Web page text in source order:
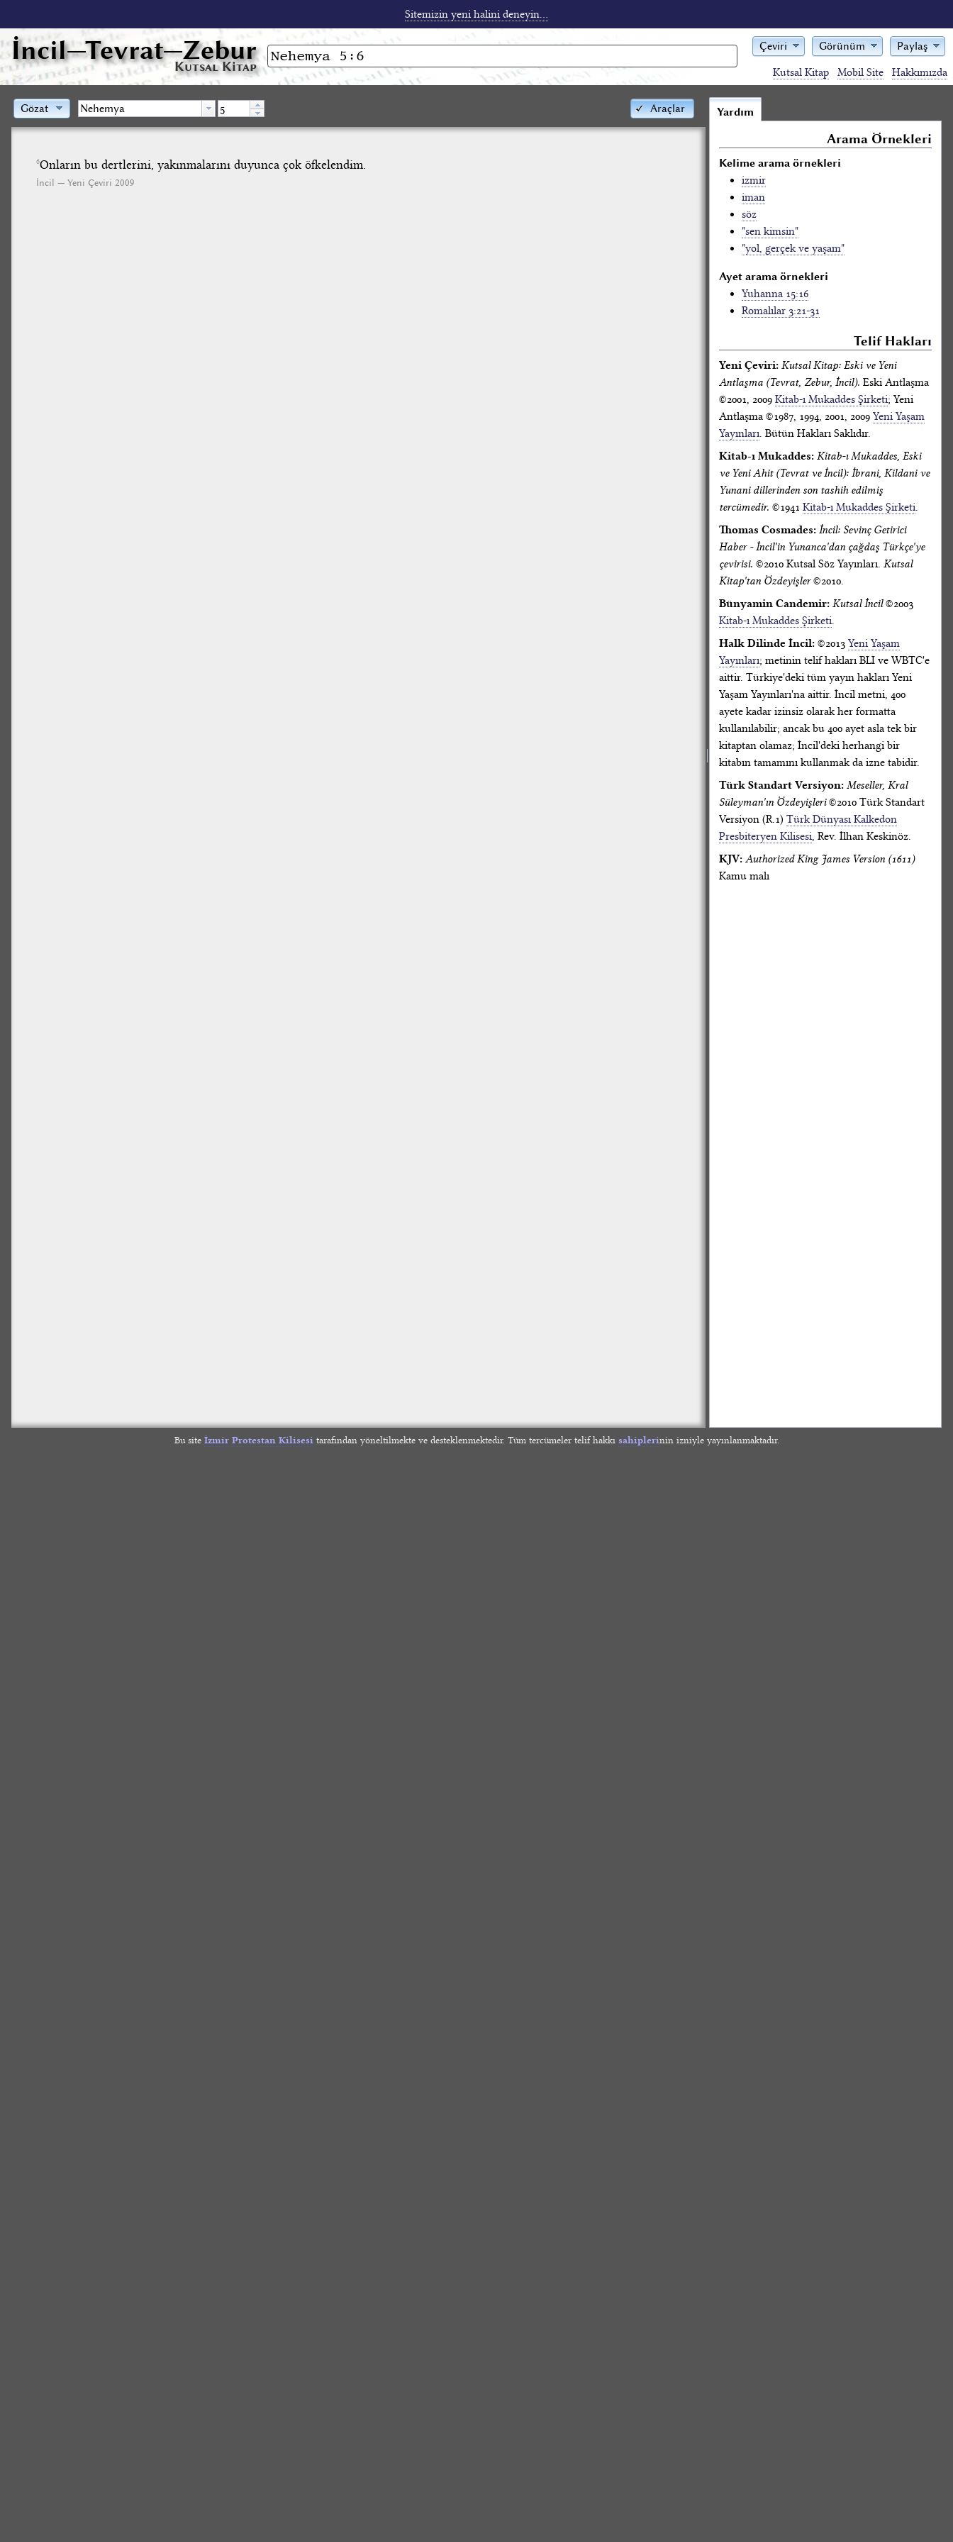
Sitemizin yeni halini deneyin...
İncil—Tevrat—Zebur
Kutsal Kitap
Çeviri Görünüm Paylaş
Kutsal Kitap Mobil Site Hakkımızda
Araçlar
Gözat
6Onların bu dertlerini, yakınmalarını duyunca çok öfkelendim.
İncil — Yeni Çeviri 2009
Yardım
Arama Örnekleri
Kelime arama örnekleri
izmir
iman
söz
"sen kimsin"
"yol, gerçek ve yaşam"
Ayet arama örnekleri
Yuhanna 15:16
Romalılar 3:21-31
Telif Hakları
Yeni Çeviri: Kutsal Kitap: Eski ve Yeni
Antlaşma (Tevrat, Zebur, İncil). Eski Antlaşma
©2001, 2009 Kitab-ı Mukaddes Şirketi; Yeni
Antlaşma ©1987, 1994, 2001, 2009 Yeni Yaşam
Yayınları. Bütün Hakları Saklıdır.
Kitab-ı Mukaddes: Kitab-ı Mukaddes, Eski
ve Yeni Ahit (Tevrat ve İncil): İbrani, Kildani ve
Yunani dillerinden son tashih edilmiş
tercümedir. ©1941 Kitab-ı Mukaddes Şirketi.
Thomas Cosmades: İncil: Sevinç Getirici
Haber - İncil'in Yunanca'dan çağdaş Türkçe'ye
çevirisi. ©2010 Kutsal Söz Yayınları. Kutsal
Kitap'tan Özdeyişler©2010.
Bünyamin Candemir: Kutsal İncil©2003
Kitab-ı Mukaddes Şirketi.
Halk Dilinde İncil: ©2013 Yeni Yaşam
Yayınları; metinin telif hakları BLI ve WBTC'e
aittir. Türkiye'deki tüm yayın hakları Yeni
Yaşam Yayınları'na aittir. İncil metni, 400
ayete kadar izinsiz olarak her formatta
kullanılabilir; ancak bu 400 ayet asla tek bir
kitaptan olamaz; İncil'deki herhangi bir
kitabın tamamını kullanmak da izne tabidir.
Türk Standart Versiyon: Meseller, Kral
Süleyman'ın Özdeyişleri©2010 Türk Standart
Versiyon (R.1) Türk Dünyası Kalkedon
Presbiteryen Kilisesi, Rev. İlhan Keskinöz.
KJV: Authorized King James Version (1611)
Kamu malı
Bu site İzmir Protestan Kilisesitarafından yöneltilmekte ve desteklenmektedir. Tüm tercümeler telif hakkı sahiplerinin izniyle yayınlanmaktadır.